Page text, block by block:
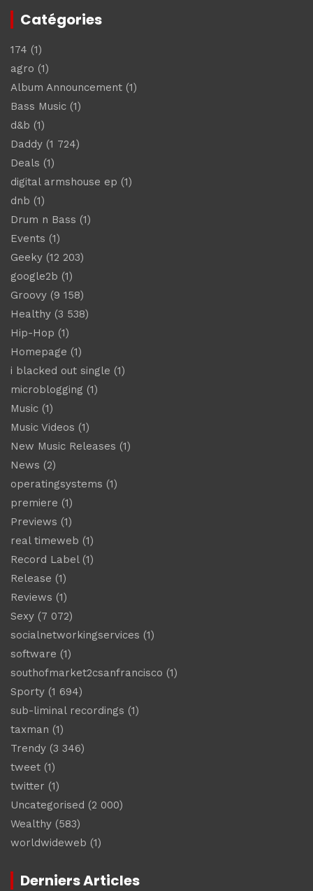
Catégories
174 (1)
agro (1)
Album Announcement (1)
Bass Music (1)
d&b (1)
Daddy (1 724)
Deals (1)
digital armshouse ep (1)
dnb (1)
Drum n Bass (1)
Events (1)
Geeky (12 203)
google2b (1)
Groovy (9 158)
Healthy (3 538)
Hip-Hop (1)
Homepage (1)
i blacked out single (1)
microblogging (1)
Music (1)
Music Videos (1)
New Music Releases (1)
News (2)
operatingsystems (1)
premiere (1)
Previews (1)
real timeweb (1)
Record Label(1)
Release (1)
Reviews (1)
Sexy (7 072)
socialnetworkingservices (1)
software (1)
southofmarket2csanfrancisco (1)
Sporty (1 694)
sub-liminal recordings (1)
taxman (1)
Trendy (3 346)
tweet (1)
twitter (1)
Uncategorised (2 000)
Wealthy (583)
worldwideweb (1)
Derniers Articles